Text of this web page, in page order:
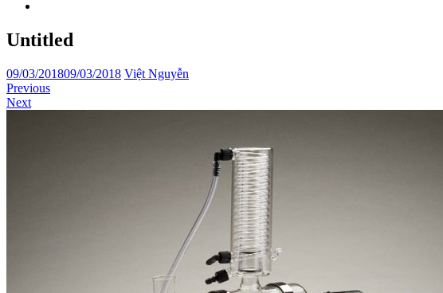
Untitled
09/03/201809/03/2018 Việt Nguyễn
Previous
Next